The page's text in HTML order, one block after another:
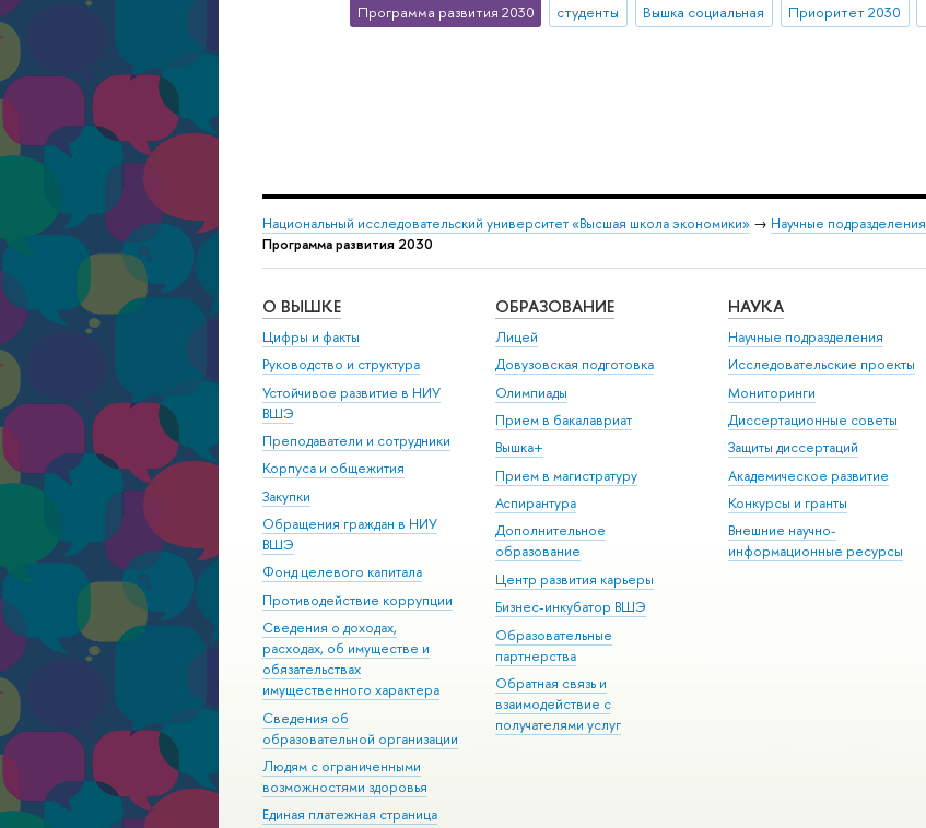
Программа развития 2030 студенты Вышка социальная Приоритет 2030
Национальный исследовательский университет «Высшая школа экономики» → Научные подразделения
Программа развития 2030
О ВЫШКЕ
Цифры и факты
Руководство и структура
Устойчивое развитие в НИУ
ВШЭ
Преподаватели и сотрудники
Корпуса и общежития
Закупки
Обращения граждан в НИУ
ВШЭ
Фонд целевого капитала
Противодействие коррупции
Сведения о доходах,
расходах, об имуществе и
обязательствах
имущественного характера
Сведения об
образовательной организации
Людям с ограниченными
возможностями здоровья
Единая платежная страница
ОБРАЗОВАНИЕ
Лицей
Довузовская подготовка
Олимпиады
Прием в бакалавриат
Вышка+
Прием в магистратуру
Аспирантура
Дополнительное
образование
Центр развития карьеры
Бизнес-инкубатор ВШЭ
Образовательные
партнерства
Обратная связь и
взаимодействие с
получателями услуг
НАУКА
Научные подразделения
Исследовательские проекты
Мониторинги
Диссертационные советы
Защиты диссертаций
Академическое развитие
Конкурсы и гранты
Внешние научно-
информационные ресурсы